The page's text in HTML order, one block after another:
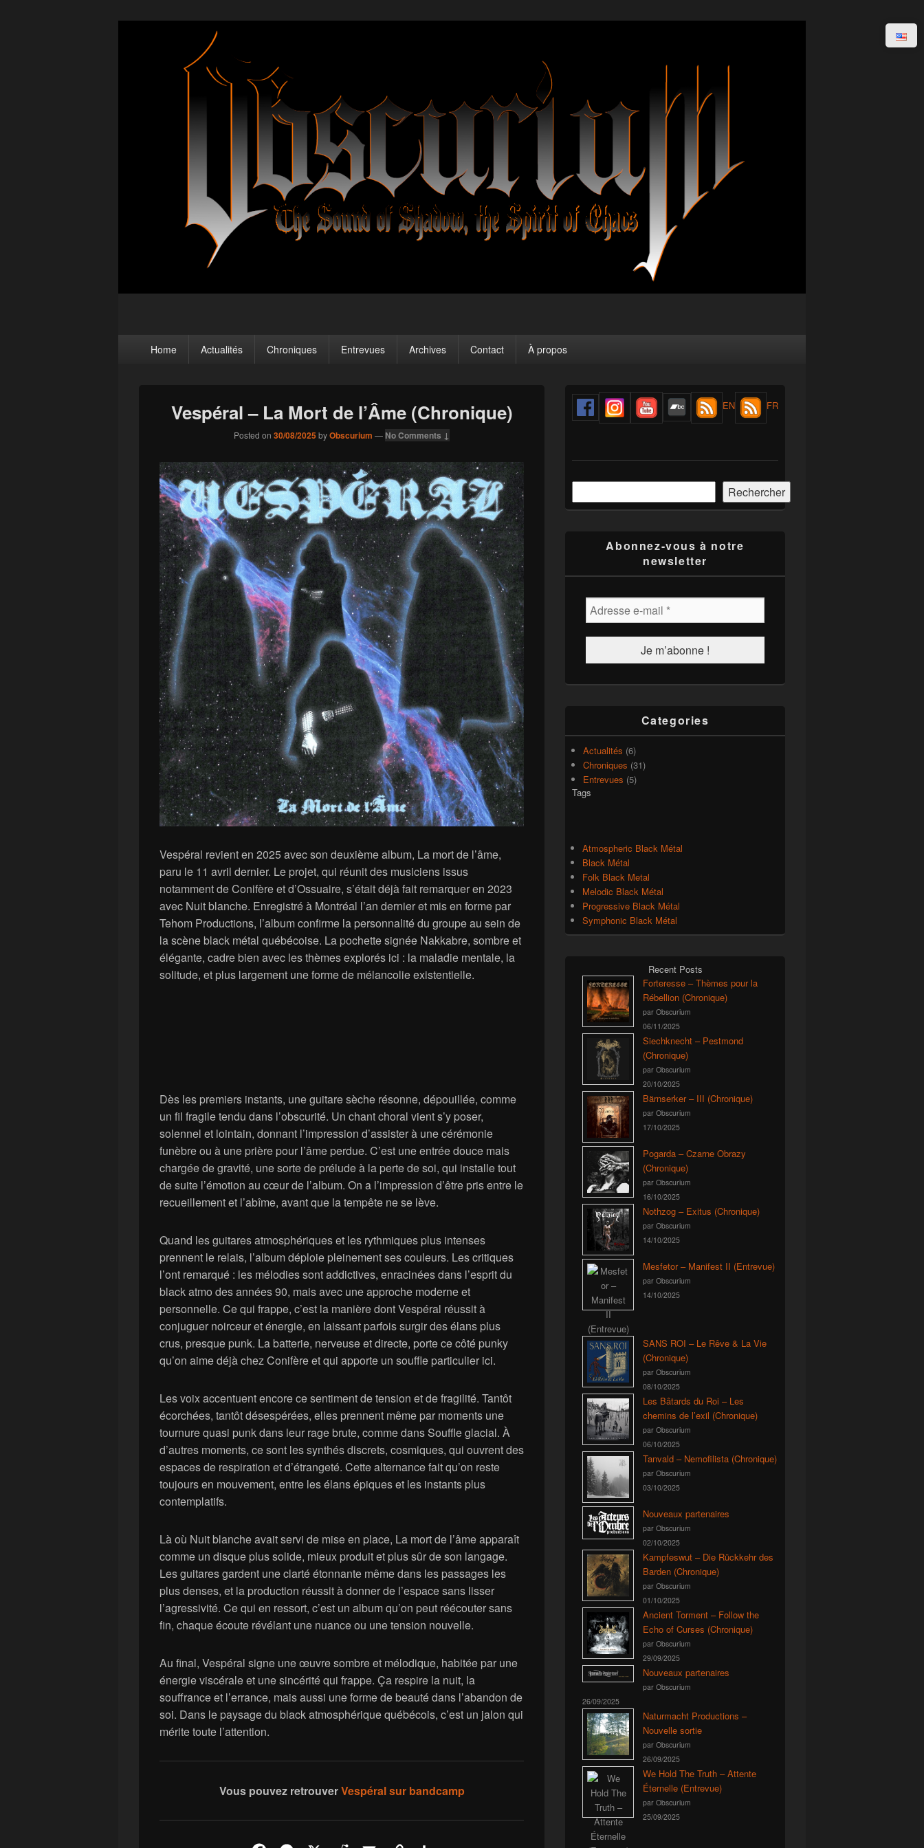
Obscurium Webzine
Home Actualités Chroniques Entrevues Archives Contact À propos
Vespéral – La Mort de l’Âme (Chronique)
Posted on 30/08/2025 byObscurium — No Comments ↓
Vespéral revient en 2025 avec son deuxième album, La mort de l’âme,
paru le 11 avril dernier. Le projet, qui réunit des musiciens issus
notamment de Conifère et d’Ossuaire, s’était déjà fait remarquer en 2023
avec Nuit blanche. Enregistré à Montréal l’an dernier et mis en forme par
Tehom Productions, l’album confirme la personnalité du groupe au sein de
la scène black métal québécoise. La pochette signée Nakkabre, sombre et
élégante, cadre bien avec les thèmes explorés ici : la maladie mentale, la
solitude, et plus largement une forme de mélancolie existentielle.
Dès les premiers instants, une guitare sèche résonne, dépouillée, comme
un fil fragile tendu dans l’obscurité. Un chant choral vient s’y poser,
solennel et lointain, donnant l’impression d’assister à une cérémonie
funèbre ou à une prière pour l’âme perdue. C’est une entrée douce mais
chargée de gravité, une sorte de prélude à la perte de soi, qui installe tout
de suite l’émotion au cœur de l’album. On a l’impression d’être pris entre le
recueillement et l’abîme, avant que la tempête ne se lève.
Quand les guitares atmosphériques et les rythmiques plus intenses
prennent le relais, l’album déploie pleinement ses couleurs. Les critiques
l’ont remarqué : les mélodies sont addictives, enracinées dans l’esprit du
black atmo des années 90, mais avec une approche moderne et
personnelle. Ce qui frappe, c’est la manière dont Vespéral réussit à
conjuguer noirceur et énergie, en laissant parfois surgir des élans plus
crus, presque punk. La batterie, nerveuse et directe, porte ce côté punky
qu’on aime déjà chez Conifère et qui apporte un souffle particulier ici.
Les voix accentuent encore ce sentiment de tension et de fragilité. Tantôt
écorchées, tantôt désespérées, elles prennent même par moments une
tournure quasi punk dans leur rage brute, comme dans Souffle glacial. À
d’autres moments, ce sont les synthés discrets, cosmiques, qui ouvrent des
espaces de respiration et d’étrangeté. Cette alternance fait qu’on reste
toujours en mouvement, entre les élans épiques et les instants plus
contemplatifs.
Là où Nuit blanche avait servi de mise en place, La mort de l’âme apparaît
comme un disque plus solide, mieux produit et plus sûr de son langage.
Les guitares gardent une clarté étonnante même dans les passages les
plus denses, et la production réussit à donner de l’espace sans lisser
l’agressivité. Ce qui en ressort, c’est un album qu’on peut réécouter sans
fin, chaque écoute révélant une nuance ou une tension nouvelle.
Au final, Vespéral signe une œuvre sombre et mélodique, habitée par une
énergie viscérale et une sincérité qui frappe. Ça respire la nuit, la
souffrance et l’errance, mais aussi une forme de beauté dans l’abandon de
soi. Dans le paysage du black atmosphérique québécois, c’est un jalon qui
mérite toute l’attention.
Vous pouvez retrouverVespéral sur bandcamp
Sidebar
Widget
EN FR
Rechercher
Abonnez-vous à notre
newsletter
Categories
Actualités (6)
Chroniques (31)
Entrevues (5)
Tags
Atmospheric Black Métal
Black Métal
Folk Black Metal
Melodic Black Métal
Progressive Black Métal
Symphonic Black Métal
Recent Posts
Forteresse – Thèmes pour la
Rébellion (Chronique)
par Obscurium
06/11/2025
Siechknecht – Pestmond
(Chronique)
par Obscurium
20/10/2025
Bärnserker – III (Chronique)
par Obscurium
17/10/2025
Pogarda – Czarne Obrazy
(Chronique)
par Obscurium
16/10/2025
Nothzog – Exitus (Chronique)
par Obscurium
14/10/2025
Mesfetor – Manifest II (Entrevue)
par Obscurium
14/10/2025
SANS ROI – Le Rêve & La Vie
(Chronique)
par Obscurium
08/10/2025
Les Bâtards du Roi – Les
chemins de l’exil (Chronique)
par Obscurium
06/10/2025
Tanvald – Nemofilista (Chronique)
par Obscurium
03/10/2025
Nouveaux partenaires
par Obscurium
02/10/2025
Kampfeswut – Die Rückkehr des
Barden (Chronique)
par Obscurium
01/10/2025
Ancient Torment – Follow the
Echo of Curses (Chronique)
par Obscurium
29/09/2025
Nouveaux partenaires
par Obscurium
26/09/2025
Naturmacht Productions –
Nouvelle sortie
par Obscurium
26/09/2025
We Hold The Truth – Attente
Éternelle (Entrevue)
par Obscurium
25/09/2025